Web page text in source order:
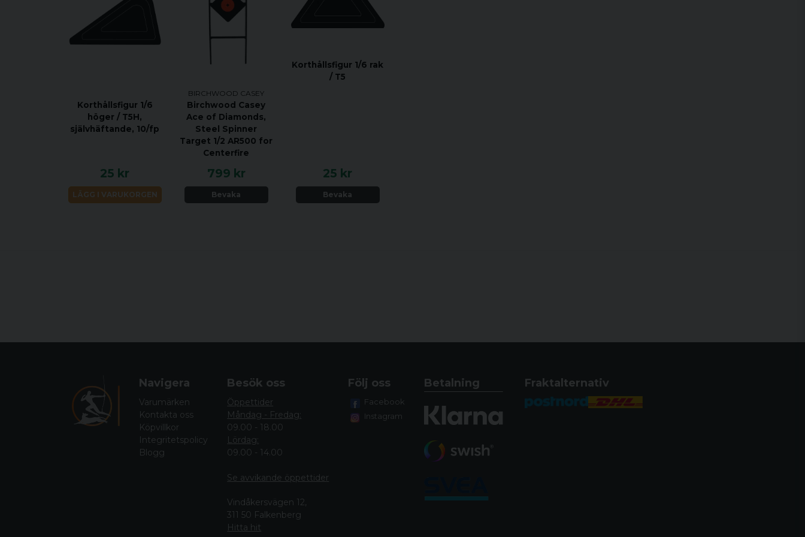
Korthållsfigur 1/6
höger / T5H,
självhäftande, 10/fp
25 kr
LÄGG I VARUKORGEN
BIRCHWOOD CASEY
Birchwood Casey
Ace of Diamonds,
Steel Spinner
Target 1/2 AR500 for
Centerfire
799 kr
Bevaka
Korthållsfigur 1/6 rak
/ T5
25 kr
Bevaka
Navigera
Varumärken
Kontakta oss
Köpvillkor
Integritetspolicy
Blogg
Besök oss
Öppettider
Måndag - Fredag:
09.00 - 18.00
Lördag:
09.00 - 14.00
Se avvikande öppettider
Vindåkersvägen 12,
311 50 Falkenberg
Hitta hit
Följ oss
Facebook
Instagram
Betalning Fraktalternativ